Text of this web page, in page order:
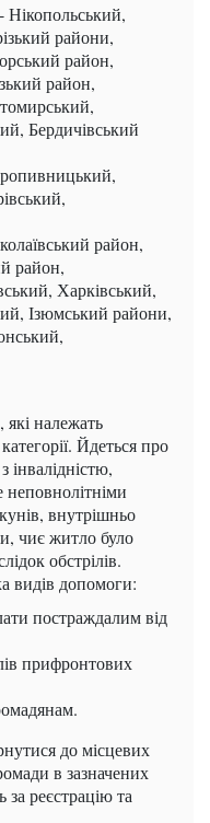
Нікопольський,
райони,
район,
район,
Бердичівський
район,
район,
Харківський,
Ізюмський райони,
належать
Йдеться про
інвалідністю,
неповнолітніми
внутрішньо
чиє житло було
обстрілів.
видів допомоги:
постраждалим від
прифронтових
до місцевих
в зазначених
реєстрацію та